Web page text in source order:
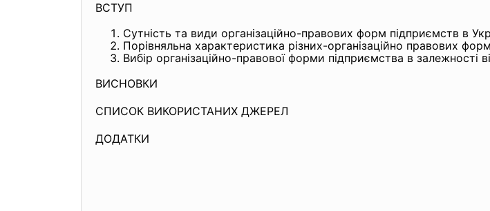
ВСТУП
Сутність та види організаційно-правових форм підприємств в
Порівняльна характеристика різних-організаційно правових
Вибір організаційно-правової форми підприємства в залежності
ВИСНОВКИ
СПИСОК ВИКОРИСТАНИХ ДЖЕРЕЛ
ДОДАТКИ